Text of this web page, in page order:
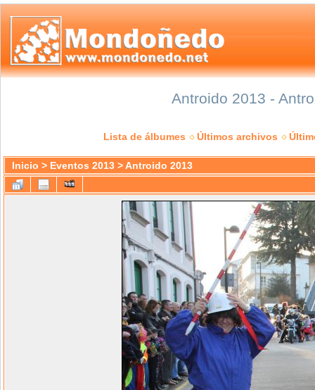
Antroido 2013 -
Lista de álbumes Últimos archivos
Inicio > Eventos 2013 >Antroido 2013